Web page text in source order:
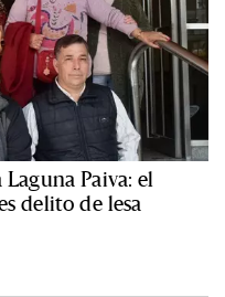
Paiva: el
delito de lesa